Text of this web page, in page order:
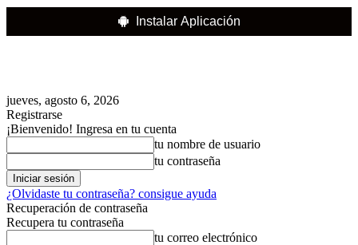
Instalar Aplicación
jueves, agosto 6, 2026
Registrarse
¡Bienvenido! Ingresa en tu cuenta
tu nombre de usuario
tu contraseña
¿Olvidaste tu contraseña? consigue ayuda
Recuperación de contraseña
Recupera tu contraseña
tu correo electrónico